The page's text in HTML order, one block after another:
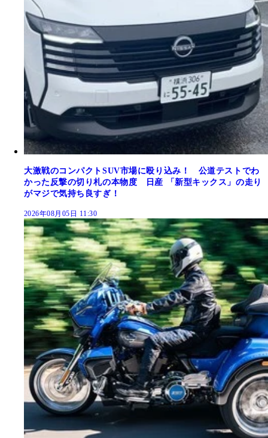
大激戦のコンパクトSUV市場に殴り込み！ 公道テストでわ
かった反撃の切り札の本物度 日産 「新型キックス」の走り
がマジで気持ち良すぎ！
2026年08月05日 11:30